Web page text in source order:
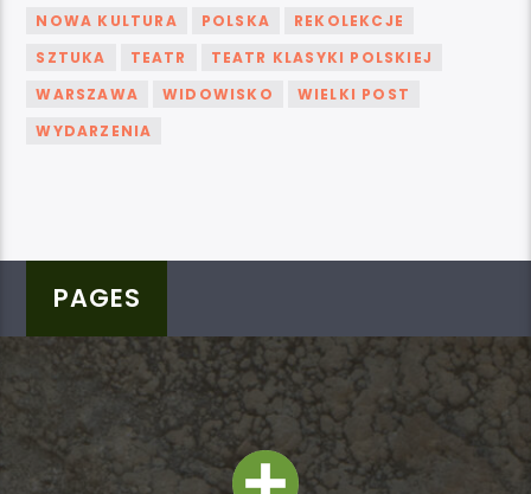
NOWA KULTURA
POLSKA
REKOLEKCJE
SZTUKA
TEATR
TEATR KLASYKI POLSKIEJ
WARSZAWA
WIDOWISKO
WIELKI POST
WYDARZENIA
PAGES